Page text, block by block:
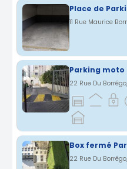
11 Rue Maurice
22 Rue Du
Box fermé
22 Rue Du